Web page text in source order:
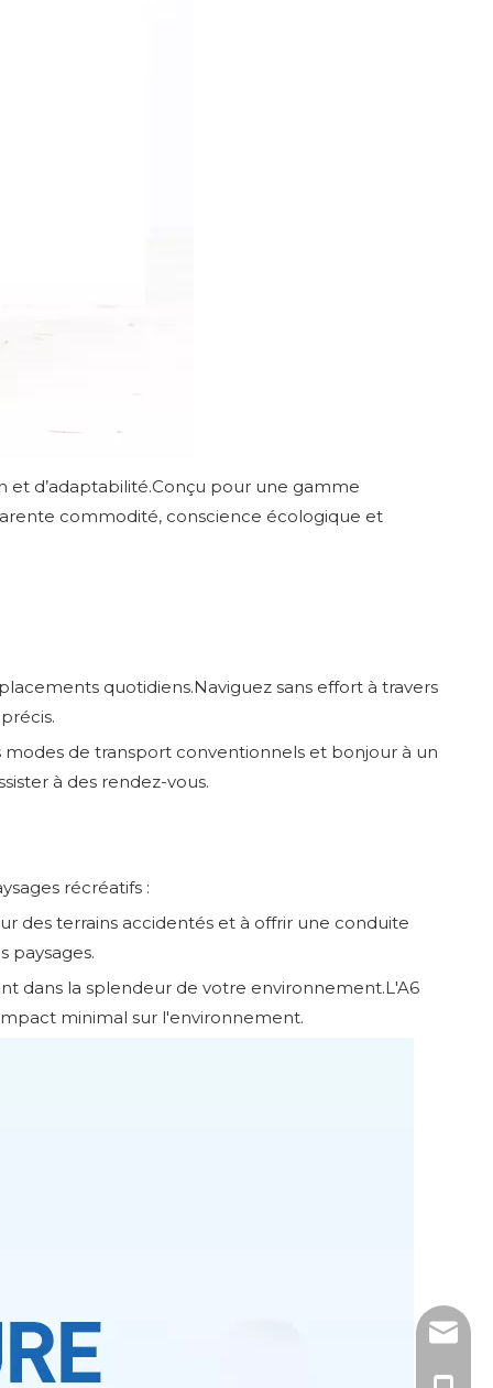
d’adaptabilité.Conçu pour une gamme
commodité, conscience écologique et
quotidiens.Naviguez sans effort à travers
modes de transport conventionnels et bonjour à un
à des rendez-vous.
récréatifs :
des terrains accidentés et à offrir une conduite
paysages.
dans la splendeur de votre environnement.L'A6
minimal sur l'environnement.